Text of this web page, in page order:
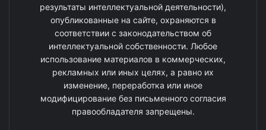
результаты интеллектуальной деятельности),
опубликованные на сайте, охраняются в
соответствии с законодательством об
интеллектуальной собственности. Любое
использование материалов в коммерческих,
рекламных или иных целях, а равно их
изменение, переработка или иное
модифицирование без письменного согласия
правообладателя запрещены.